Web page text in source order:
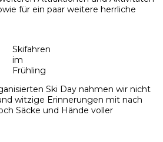
für ein paar weitere herrliche
Skifahren
im
Frühling
Ski Day nahmen wir nicht
witzige Erinnerungen mit nach
Säcke und Hände voller